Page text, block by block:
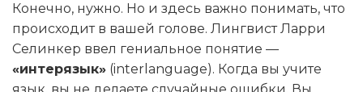
Конечно, нужно. Но и здесь важно понимать, что
происходит в вашей голове. Лингвист Ларри
Селинкер ввел гениальное понятие —
«интерязык» (interlanguage). Когда вы учите